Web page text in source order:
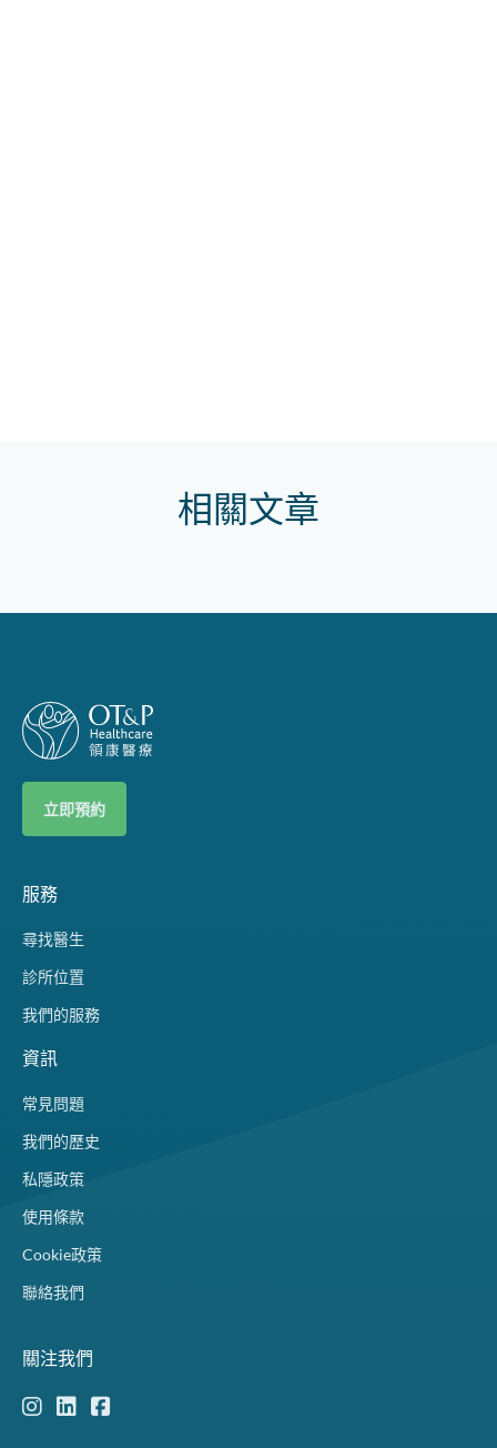
相關文章
立即預約
服務
尋找醫生
診所位置
我們的服務
資訊
常見問題
我們的歷史
私隱政策
使用條款
Cookie政策
聯絡我們
關注我們